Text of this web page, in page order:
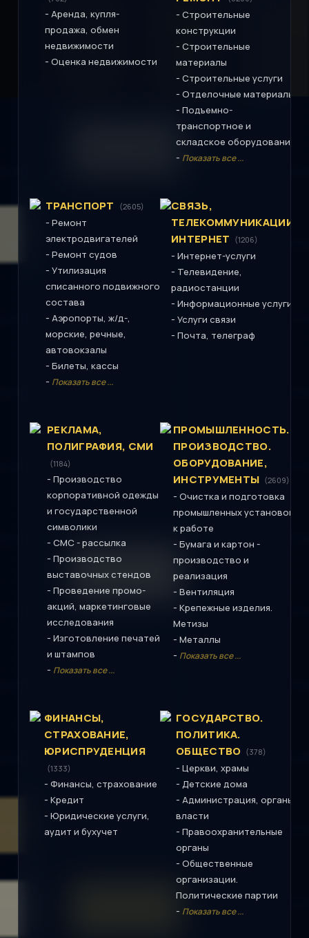
- Аренда, купля-
продажа, обмен
недвижимости
- Оценка недвижимости
- Строительные
конструкции
- Строительные
материалы
- Строительные услуги
- Отделочные материалы
- Подъемно-
транспортное и
складское оборудование
- Показать все ...
ТРАНСПОРТ (2605)
- Ремонт
электродвигателей
- Ремонт судов
- Утилизация
списанного подвижного
состава
- Аэропорты, ж/д-,
морские, речные,
автовокзалы
- Билеты, кассы
- Показать все ...
СВЯЗЬ,
ТЕЛЕКОММУНИКАЦИИ,
ИНТЕРНЕТ (1206)
- Интернет-услуги
- Телевидение,
радиостанции
- Информационные услуги
- Услуги связи
- Почта, телеграф
РЕКЛАМА,
ПОЛИГРАФИЯ, СМИ
(1184)
- Производство
корпоративной одежды
и государственной
символики
- СМС - рассылка
- Производство
выставочных стендов
- Проведение промо-
акций, маркетинговые
исследования
- Изготовление печатей
и штампов
- Показать все ...
ПРОМЫШЛЕННОСТЬ.
ПРОИЗВОДСТВО.
ОБОРУДОВАНИЕ,
ИНСТРУМЕНТЫ (2609)
- Очистка и подготовка
промышленных установок
к работе
- Бумага и картон -
производство и
реализация
- Вентиляция
- Крепежные изделия.
Метизы
- Металлы
- Показать все ...
ФИНАНСЫ,
СТРАХОВАНИЕ,
ЮРИСПРУДЕНЦИЯ
(1333)
- Финансы, страхование
- Кредит
- Юридические услуги,
аудит и бухучет
ГОСУДАРСТВО.
ПОЛИТИКА.
ОБЩЕСТВО (378)
- Церкви, храмы
- Детские дома
- Администрация, органы
власти
- Правоохранительные
органы
- Общественные
организации.
Политические партии
- Показать все ...